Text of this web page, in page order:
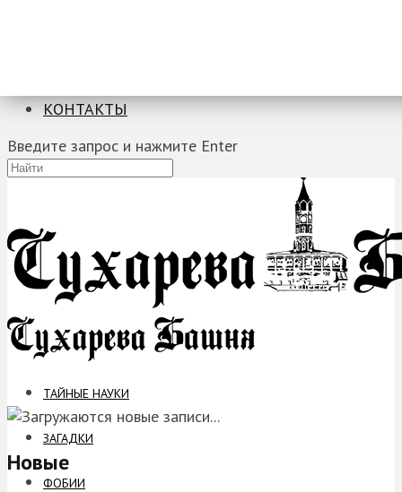
КОНТАКТЫ
Введите запрос и нажмите Enter
ТАЙНЫЕ НАУКИ
ЗАГАДКИ
ФОБИИ
Новые